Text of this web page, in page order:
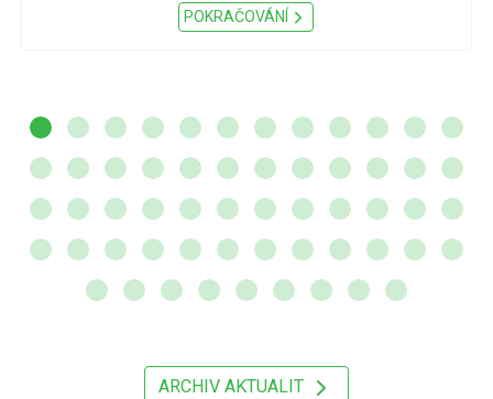
POKRAČOVÁNÍ
ARCHIV AKTUALIT